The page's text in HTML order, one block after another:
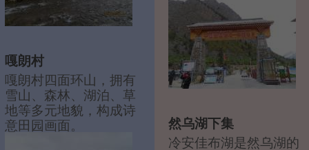
嘎朗村
嘎朗村四面环山，拥有
雪山、森林、湖泊、草
地等多元地貌，构成诗
意田园画面。
然乌湖下集
冷安佳布湖是然乌湖的